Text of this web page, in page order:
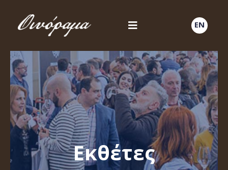
EN
Εκθέτες